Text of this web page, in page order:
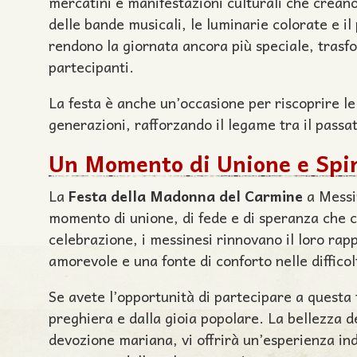
delle bande musicali, le luminarie colorate e
rendono la giornata ancora più speciale,
partecipanti.
La festa è anche un’occasione per
generazioni, rafforzando il legame tra il
Un Momento di Unione e
La Festa della Madonna del Carmine a
momento di unione, di fede e di speranza
celebrazione, i messinesi rinnovano il loro
amorevole e una fonte di conforto nelle
Se avete l’opportunità di partecipare a
preghiera e dalla gioia popolare. La bellezza
devozione mariana, vi offrirà un’esperienza